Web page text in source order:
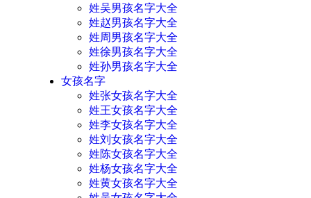
姓吴男孩名字大全
姓赵男孩名字大全
姓周男孩名字大全
姓徐男孩名字大全
姓孙男孩名字大全
女孩名字
姓张女孩名字大全
姓王女孩名字大全
姓李女孩名字大全
姓刘女孩名字大全
姓陈女孩名字大全
姓杨女孩名字大全
姓黄女孩名字大全